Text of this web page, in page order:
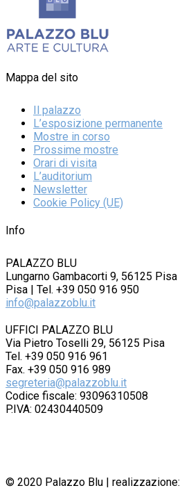
Mappa del sito
Il palazzo
L’esposizione permanente
Mostre in corso
Prossime mostre
Orari di visita
L’auditorium
Newsletter
Cookie Policy (UE)
Info
PALAZZO BLU
Lungarno Gambacorti 9, 56125 Pisa
Pisa | Tel. +39 050 916 950
info@palazzoblu.it
UFFICI PALAZZO BLU
Via Pietro Toselli 29, 56125 Pisa
Tel. +39 050 916 961
Fax. +39 050 916 989
segreteria@palazzoblu.it
Codice fiscale: 93096310508
P.IVA: 02430440509
© 2020 Palazzo Blu | realizzazione: